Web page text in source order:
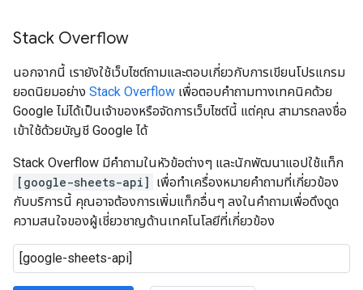
Stack Overflow
นอกจากนี้ เรายังใช้เว็บไซต์ถามและตอบเกี่ยวกับการเขียนโปรแกรม
ยอดนิยมอย่าง Stack Overflow เพื่อตอบคำถามทางเทคนิคด้วย
Google ไม่ได้เป็นเจ้าของหรือจัดการเว็บไซต์นี้ แต่คุณ สามารถลงชื่อ
เข้าใช้ด้วยบัญชี Google ได้
Stack Overflow มีคำถามในหัวข้อต่างๆ และนักพัฒนาแอปใช้แท็ก
[google-sheets-api] เพื่อทำเครื่องหมายคำถามที่เกี่ยวข้อง
กับบริการนี้ คุณอาจต้องการเพิ่มแท็กอื่นๆ ลงในคำถามเพื่อดึงดูด
ความสนใจของผู้เชี่ยวชาญด้านเทคโนโลยีที่เกี่ยวข้อง